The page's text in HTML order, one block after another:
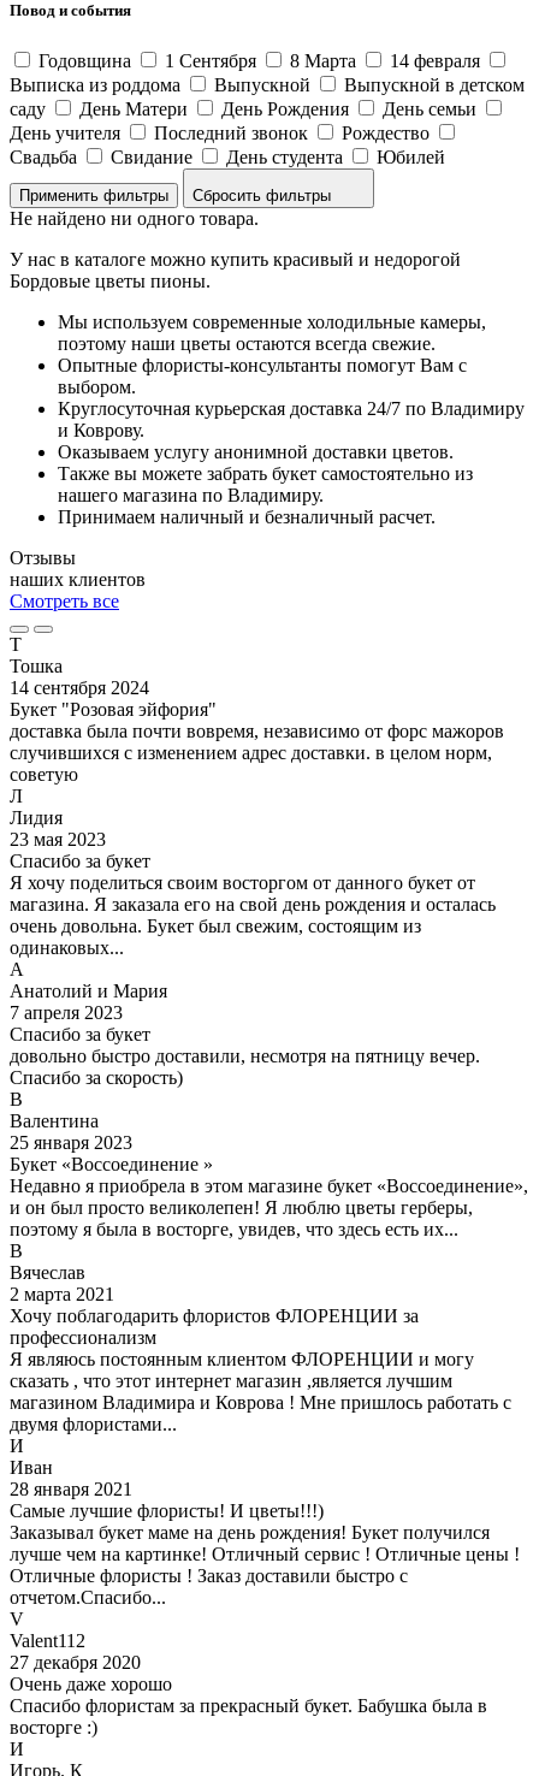
Повод и события
Годовщина 1 Сентября 8 Марта
14 февраля
Выписка из роддома
Выпускной
Выпускной в детском
саду
День Матери День Рождения
День семьи
День учителя
Последний звонок
Рождество
Свадьба
Свидание День студента Юбилей
Сбросить фильтры
Не найдено ни одного товара.
У нас в каталоге можно купить красивый и недорогой
Бордовые цветы пионы.
Мы используем современные холодильные камеры,
поэтому наши цветы остаются всегда свежие.
Опытные флористы-консультанты помогут Вам с
выбором.
Круглосуточная курьерская доставка 24/7 по Владимиру
и Коврову.
Оказываем услугу анонимной доставки цветов.
Также вы можете забрать букет самостоятельно из
нашего магазина по Владимиру.
Принимаем наличный и безналичный расчет.
Отзывы
наших клиентов
Смотреть все
Т
Тошка
14 сентября 2024
Букет "Розовая эйфория"
доставка была почти вовремя, независимо от форс мажоров
случившихся с изменением адрес доставки. в целом норм,
советую
Л
Лидия
23 мая 2023
Спасибо за букет
Я хочу поделиться своим восторгом от данного букет от
магазина. Я заказала его на свой день рождения и осталась
очень довольна. Букет был свежим, состоящим из
одинаковых...
А
Анатолий и Мария
7 апреля 2023
Спасибо за букет
довольно быстро доставили, несмотря на пятницу вечер.
Спасибо за скорость)
В
Валентина
25 января 2023
Букет «Воссоединение »
Недавно я приобрела в этом магазине букет «Воссоединение»,
и он был просто великолепен! Я люблю цветы герберы,
поэтому я была в восторге, увидев, что здесь есть их...
В
Вячеслав
2 марта 2021
Хочу поблагодарить флористов ФЛОРЕНЦИИ за
профессионализм
Я являюсь постоянным клиентом ФЛОРЕНЦИИ и могу
сказать , что этот интернет магазин ,является лучшим
магазином Владимира и Коврова ! Мне пришлось работать с
двумя флористами...
И
Иван
28 января 2021
Самые лучшие флористы! И цветы!!!)
Заказывал букет маме на день рождения! Букет получился
лучше чем на картинке! Отличный сервис ! Отличные цены !
Отличные флористы ! Заказ доставили быстро с
отчетом.Спасибо...
V
Valent112
27 декабря 2020
Очень даже хорошо
Спасибо флористам за прекрасный букет. Бабушка была в
восторге :)
И
Игорь. К